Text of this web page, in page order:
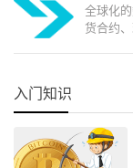
全球化
货合约
入门知识